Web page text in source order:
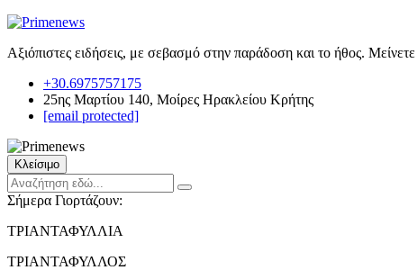
Αξιόπιστες ειδήσεις, με σεβασμό στην παράδοση και το ήθος.
+30.6975757175
25ης Μαρτίου 140, Μοίρες Ηρακλείου Κρήτης
[email protected]
Κλείσιμο
Σήμερα Γιορτάζουν:
ΤΡΙΑΝΤΑΦΥΛΛΙΑ
ΤΡΙΑΝΤΑΦΥΛΛΟΣ